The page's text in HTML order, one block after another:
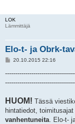
LOK
Lämmittäjä
Elo-t- ja Obrk-
V
t
20.10.2015 22:16
HUOM! Tässä
hintatiedot,
vanhentuneita . Elo-t-